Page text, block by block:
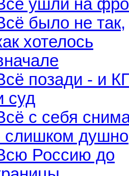
ушли на
было не так,
хотелось
позади - и
суд
с себя
слишком душно
Россию до